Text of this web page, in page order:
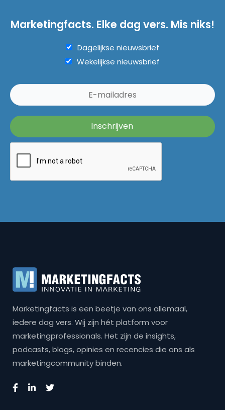
Marketingfacts. Elke dag vers. Mis niks!
Dagelijkse nieuwsbrief
Wekelijkse nieuwsbrief
Marketingfacts is een beetje van ons allemaal,
iedere dag vers. Wij zijn hét platform voor
marketingprofessionals. Het zijn de insights,
podcasts, blogs, opinies en recencies die ons als
marketingcommunity binden.